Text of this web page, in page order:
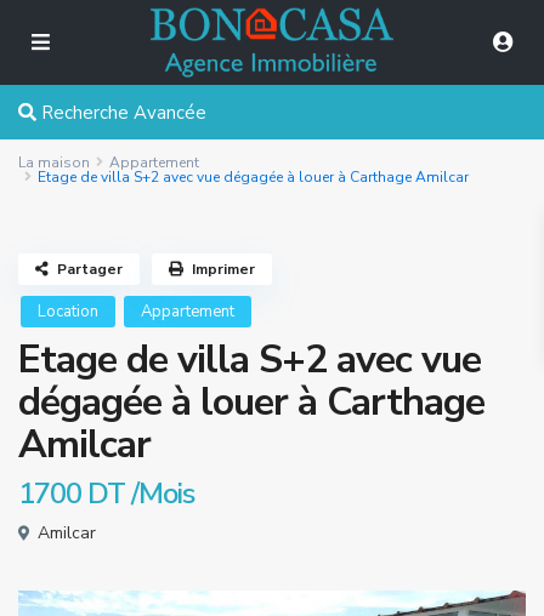
Recherche Avancée
La maison Appartement
Etage de villa S+2 avec vue dégagée à louer à Carthage Amilcar
Location Appartement
Etage de villa S+2 avec vue
dégagée à louer à Carthage
Amilcar
1700 DT/Mois
Amilcar
Partager Imprimer